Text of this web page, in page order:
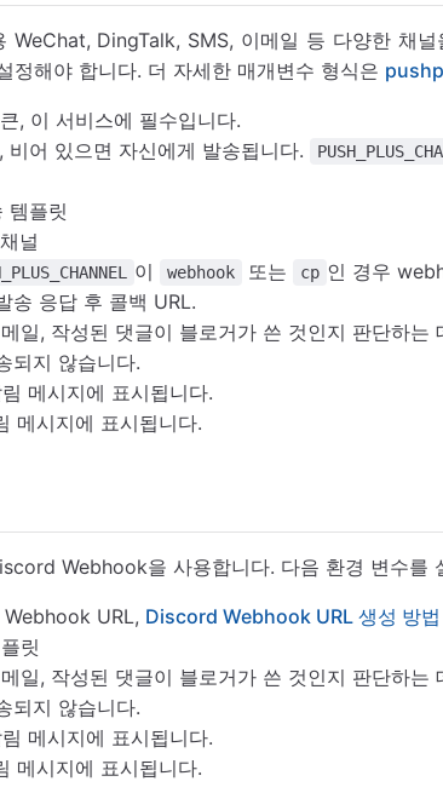
WeChat, DingTalk, SMS, 이메일 등 다양한 채
정해야 합니다. 더 자세한 매개변수 형식은
, 이 서비스에 필수입니다.
비어 있으면 자신에게 발송됩니다.
템플릿
널
이 webhook 또는 cp 인 경우
송 응답 후 콜백 URL.
일, 작성된 댓글이 블로거가 쓴 것인지 판단하는
되지 않습니다.
메시지에 표시됩니다.
메시지에 표시됩니다.
Webhook을 사용합니다. 다음 환경 변수를
URL, Discord Webhook URL 생성 방법
릿
일, 작성된 댓글이 블로거가 쓴 것인지 판단하는
되지 않습니다.
메시지에 표시됩니다.
메시지에 표시됩니다.